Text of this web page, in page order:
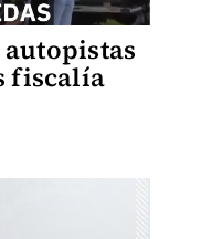
fiscalía